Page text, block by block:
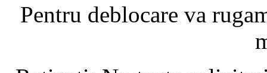
Pentru deblocare va